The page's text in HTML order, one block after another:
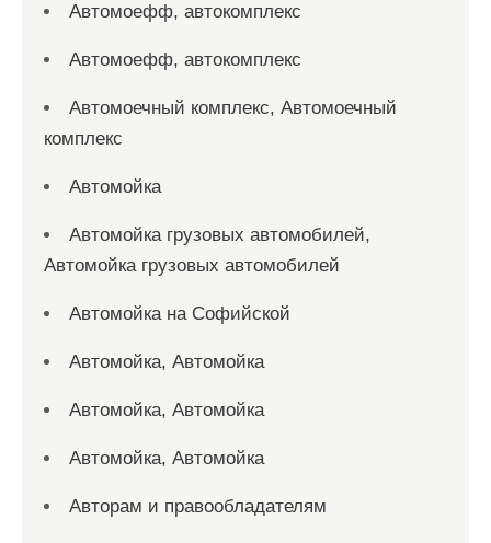
Автомоефф, автокомплекс
Автомоефф, автокомплекс
Автомоечный комплекс, Автомоечный
комплекс
Автомойка
Автомойка грузовых автомобилей,
Автомойка грузовых автомобилей
Автомойка на Софийской
Автомойка, Автомойка
Автомойка, Автомойка
Автомойка, Автомойка
Авторам и правообладателям